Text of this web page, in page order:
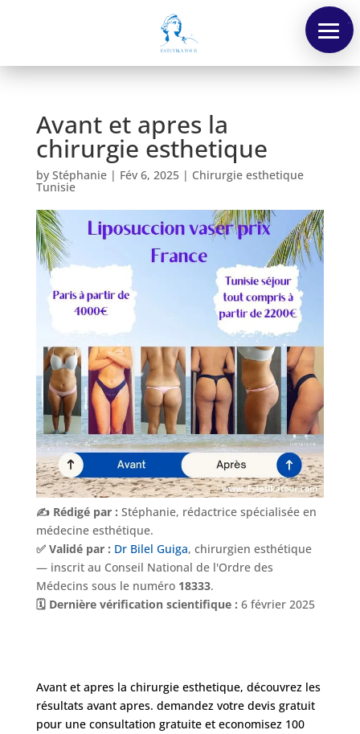
Avant et apres la
chirurgie esthetique
by Stéphanie| Fév 6, 2025| Chirurgie esthetique
Tunisie
✍️ Rédigé par : Stéphanie, rédactrice spécialisée en
médecine esthétique.
✅ Validé par : Dr Bilel Guiga, chirurgien esthétique
— inscrit au Conseil National de l'Ordre des
Médecins sous le numéro 18333.
🗓️ Dernière vérification scientifique : 6 février 2025
Avant et apres la chirurgie esthetique, découvrez les
résultats avant apres. demandez votre devis gratuit
pour une consultation gratuite et economisez 100